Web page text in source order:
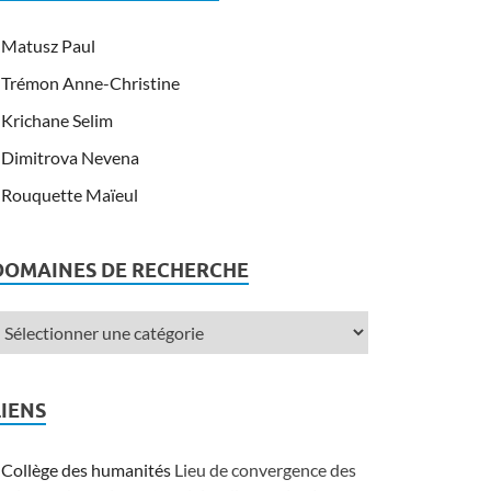
Matusz Paul
Trémon Anne-Christine
Krichane Selim
Dimitrova Nevena
Rouquette Maïeul
DE RECHERCHE
Collège des humanités Lieu de convergence des